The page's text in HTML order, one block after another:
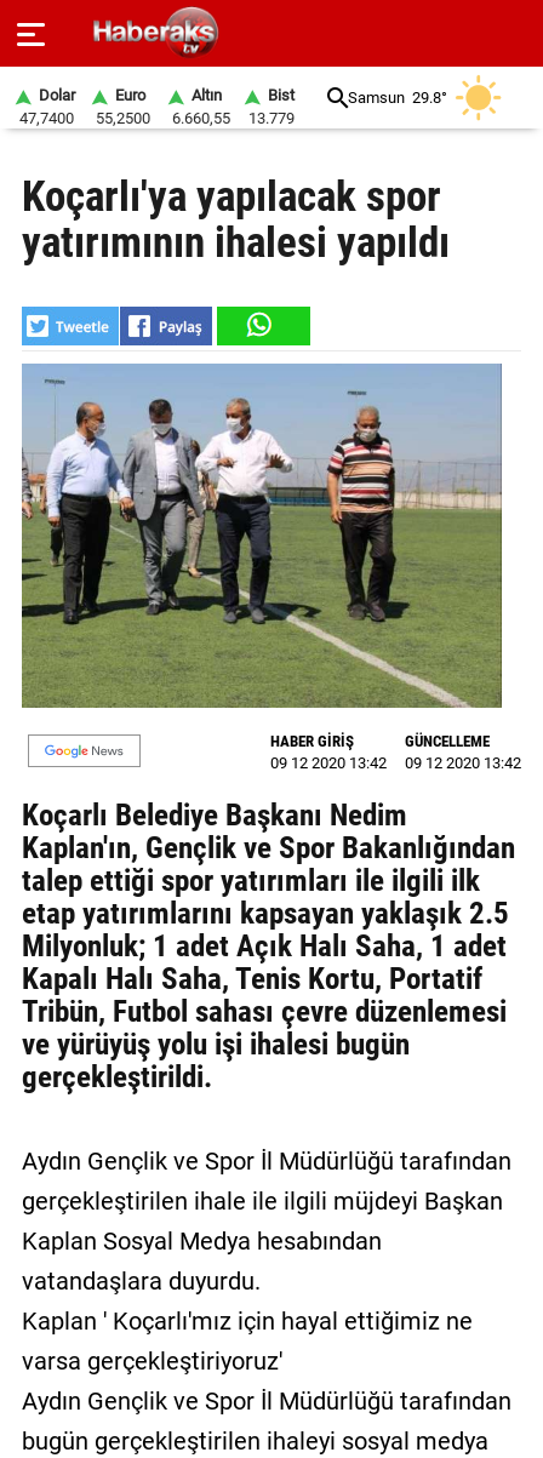
SPOR
YAŞAM
EKONOMİ
BELEDİYELER
SAĞLIK
SİYASET
EĞİTİM
GALERİ
VİDEO
YAZARLAR
BİZE
ULAŞIN
Künye
İletişim
Gizlilik
Sözleşmesi
Kullanıcı
Sözleşmesi
Dolar
47,7400
Euro
55,2500
Altın
6.660,55
Bist
13.779
Samsun 29.8°
Koçarlı'ya yapılacak spor
yatırımının ihalesi yapıldı
HABER GİRİŞ
09 12 2020 13:42
GÜNCELLEME
09 12 2020 13:42
Koçarlı Belediye Başkanı Nedim
Kaplan'ın, Gençlik ve Spor Bakanlığından
talep ettiği spor yatırımları ile ilgili ilk
etap yatırımlarını kapsayan yaklaşık 2.5
Milyonluk; 1 adet Açık Halı Saha, 1 adet
Kapalı Halı Saha, Tenis Kortu, Portatif
Tribün, Futbol sahası çevre düzenlemesi
ve yürüyüş yolu işi ihalesi bugün
gerçekleştirildi.
Aydın Gençlik ve Spor İl Müdürlüğü tarafından
gerçekleştirilen ihale ile ilgili müjdeyi Başkan
Kaplan Sosyal Medya hesabından
vatandaşlara duyurdu.
Kaplan ' Koçarlı'mız için hayal ettiğimiz ne
varsa gerçekleştiriyoruz'
Aydın Gençlik ve Spor İl Müdürlüğü tarafından
bugün gerçekleştirilen ihaleyi sosyal medya